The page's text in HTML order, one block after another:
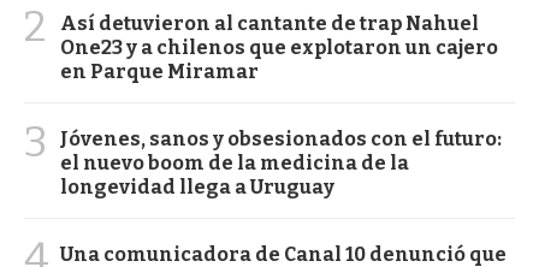
2
Así detuvieron al cantante de trap Nahuel
One23 y a chilenos que explotaron un cajero
en Parque Miramar
3
Jóvenes, sanos y obsesionados con el futuro:
el nuevo boom de la medicina de la
longevidad llega a Uruguay
Una comunicadora de Canal 10 denunció que